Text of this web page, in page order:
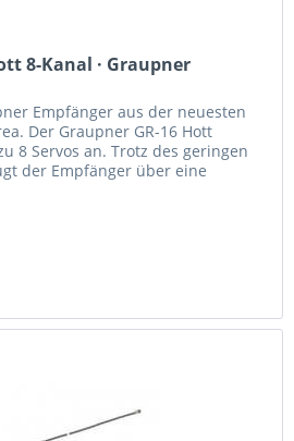
8-Kanal · Graupner
Empfänger aus der neuesten
Der Graupner GR-16 Hott
8 Servos an. Trotz des geringen
der Empfänger über eine